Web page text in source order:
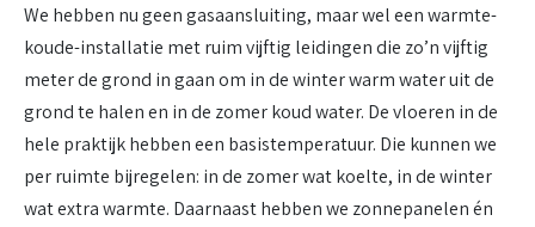
We hebben nu geen gasaansluiting, maar wel een warmte-
koude-installatie met ruim vijftig leidingen die zo’n vijftig
meter de grond in gaan om in de winter warm water uit de
grond te halen en in de zomer koud water. De vloeren in de
hele praktijk hebben een basistemperatuur. Die kunnen we
per ruimte bijregelen: in de zomer wat koelte, in de winter
wat extra warmte. Daarnaast hebben we zonnepanelen én